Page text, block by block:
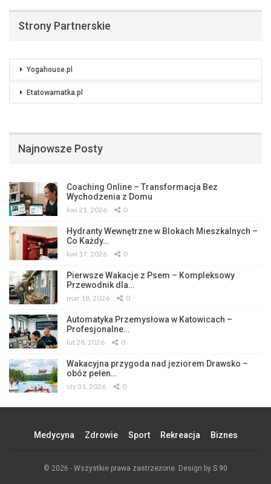
Strony Partnerskie
Yogahouse.pl
Etatowamatka.pl
Najnowsze Posty
Coaching Online – Transformacja Bez
Wychodzenia z Domu
kwi 21, 2026 0
Hydranty Wewnętrzne w Blokach Mieszkalnych –
Co Każdy…
kwi 17, 2026 0
Pierwsze Wakacje z Psem – Kompleksowy
Przewodnik dla…
mar 18, 2026 0
Automatyka Przemysłowa w Katowicach –
Profesjonalne…
lut 28, 2026 0
Wakacyjna przygoda nad jeziorem Drawsko –
obóz pełen…
sty 31, 2026 0
Medycyna Zdrowie Sport Rekreacja Biznes
© 2026 - Wszystkie prawa zastrzeżone. Design by S 90